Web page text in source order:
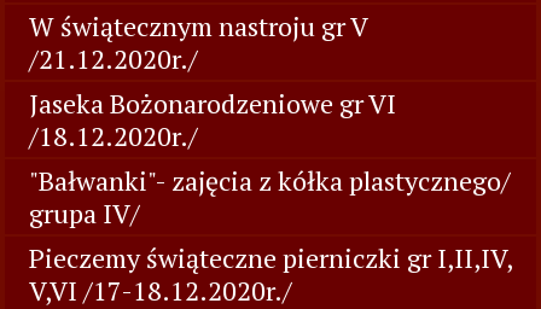
W świątecznym nastroju gr V
/21.12.2020r./
Jaseka Bożonarodzeniowe gr VI
/18.12.2020r./
"Bałwanki"- zajęcia z kółka plastycznego/
grupa IV/
Pieczemy świąteczne pierniczki gr I,II,IV,
V,VI /17-18.12.2020r./